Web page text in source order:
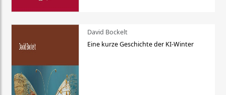
David Bockelt
Eine kurze Geschichte der KI-Winter